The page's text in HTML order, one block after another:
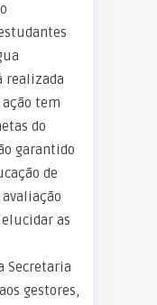
realizada
tem
do
garantido
de
as
Secretaria
gestores,